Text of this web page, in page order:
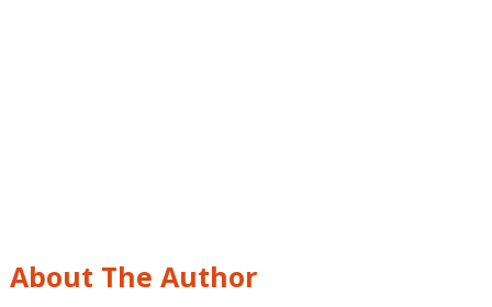
About The Author